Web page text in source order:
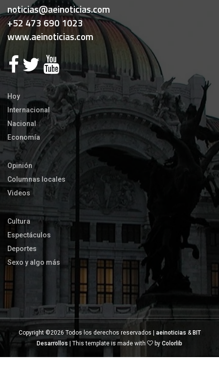
noticias@aeinoticias.com
+52 473 690 1023
www.aeinoticias.com
Hoy
Internacional
Nacional
Economía
Opinión
Columnas locales
Videos
Cultura
Espectáculos
Deportes
Sexo y algo más
Copyright ©2026 Todos los derechos reservados | aeinoticias & BIT
Desarrollos | This template is made with by Colorlib